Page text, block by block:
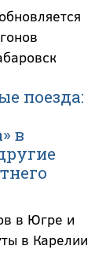
поезда:
в
в Югре и
в Карелии